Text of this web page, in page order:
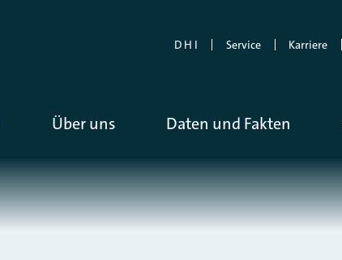
D H I Service Karriere
Über uns Daten und Fakten